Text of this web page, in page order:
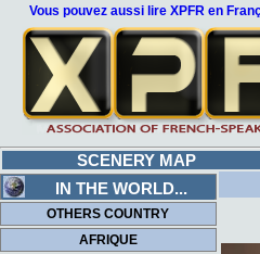
Vous pouvez aussi lire XPFR en
SCENERY MAP
IN THE WORLD...
OTHERS COUNTRY
AFRIQUE